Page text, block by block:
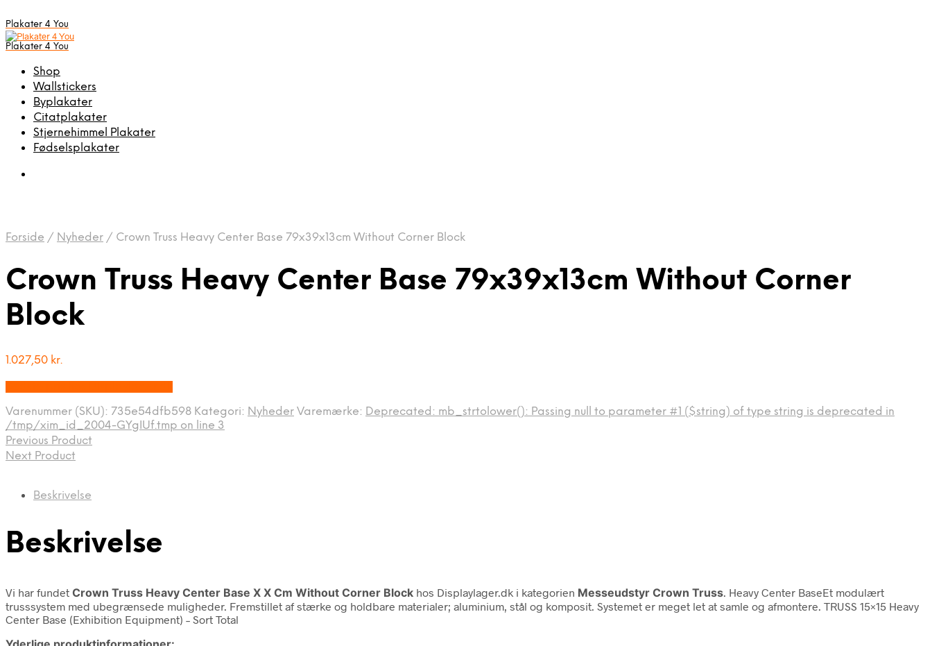
Plakater 4 You
Plakater 4 You
Shop
Wallstickers
Byplakater
Citatplakater
Stjernehimmel Plakater
Fødselsplakater
Forside / Nyheder / Crown Truss Heavy Center Base 79x39x13cm Without Corner Block
Crown Truss Heavy Center Base 79x39x13cm Without Corner
Block
1.027,50 kr.
Varenummer (SKU): 735e54dfb598 Kategori: Nyheder Varemærke: Deprecated: mb_strtolower(): Passing null to parameter #1 ($string) of type string is deprecated in
/tmp/xim_id_2004-GYgIUf.tmp on line 3
Previous Product
Next Product
Beskrivelse
Beskrivelse
Vi har fundet Crown Truss Heavy Center Base X X Cm Without Corner Block hos Displaylager.dk i kategorien Messeudstyr Crown Truss . Heavy Center BaseEt modulært
trusssystem med ubegrænsede muligheder. Fremstillet af stærke og holdbare materialer; aluminium, stål og komposit. Systemet er meget let at samle og afmontere. TRUSS 15×15 Heavy
Center Base (Exhibition Equipment) – Sort Total